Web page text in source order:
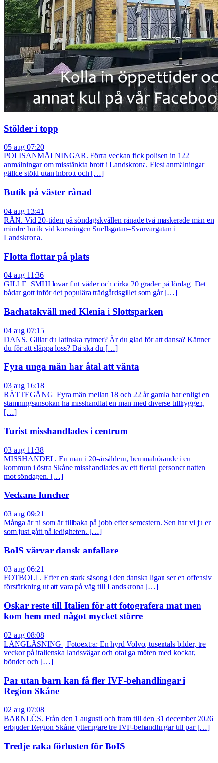
Stölder i topp
05 aug 07:20
POLISANMÄLNINGAR. Förra veckan fick polisen in 122
anmälningar om misstänkta brott i Landskrona. Flest anmälningar
gällde stöld utan inbrott och […]
Butik på väster rånad
04 aug 13:41
RÅN. Vid 20-tiden på söndagskvällen rånade två maskerade män en
mindre butik vid korsningen Suellsgatan–Svarvargatan i
Landskrona.
Flotta flottar på plats
04 aug 11:36
GILLE. SMHI lovar fint väder och cirka 20 grader på lördag. Det
bådar gott inför det populära trädgårdsgillet som går […]
Bachatakväll med Klenia i Slottsparken
04 aug 07:15
DANS. Gillar du latinska rytmer? Är du glad för att dansa? Känner
du för att släppa loss? Då ska du […]
Fyra unga män har åtal att vänta
03 aug 16:18
RÄTTEGÅNG. Fyra män mellan 18 och 22 år gamla har enligt en
stämningsansökan ha misshandlat en man med diverse tillhyggen,
[…]
Turist misshandlades i centrum
03 aug 11:38
MISSHANDEL. En man i 20-årsåldern, hemmahörande i en
kommun i östra Skåne misshandlades av ett flertal personer natten
mot söndagen. […]
Veckans luncher
03 aug 09:21
Många är ni som är tillbaka på jobb efter semestern. Sen har vi ju er
som just gått på ledigheten. […]
BoIS värvar dansk anfallare
03 aug 06:21
FOTBOLL. Efter en stark säsong i den danska ligan ser en offensiv
förstärkning ut att vara på väg till Landskrona […]
Oskar reste till Italien för att fotografera mat men
kom hem med något mycket större
02 aug 08:08
LÅNGLÄSNING | Fotoextra: En hyrd Volvo, tusentals bilder, tre
veckor på italienska landsvägar och otaliga möten med kockar,
bönder och […]
Par utan barn kan få fler IVF-behandlingar i
Region Skåne
02 aug 07:08
BARNLÖS. Från den 1 augusti och fram till den 31 december 2026
erbjuder Region Skåne ytterligare tre IVF-behandlingar till par […]
Tredje raka förlusten för BoIS